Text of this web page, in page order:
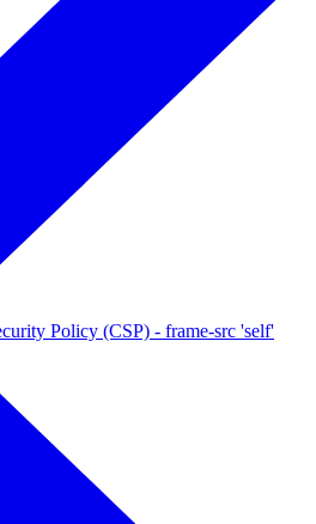
Policy (CSP) - frame-src 'self'